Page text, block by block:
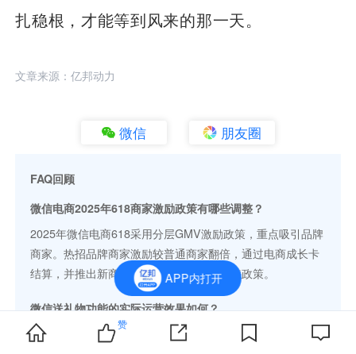
扎稳根，才能等到风来的那一天。
文章来源：亿邦动力
微信 朋友圈
FAQ回顾
微信电商2025年618商家激励政策有哪些调整？
2025年微信电商618采用分层GMV激励政策，重点吸引品牌
商家。热招品牌商家激励较普通商家翻倍，通过电商成长卡
结算，并推出新商家招募计划与品牌库扶持政策。
微信送礼物功能的实际运营效果如何？
2025年微信持续优化送礼物功能，新增直播间送礼、蓝包抽
APP内打开
赞